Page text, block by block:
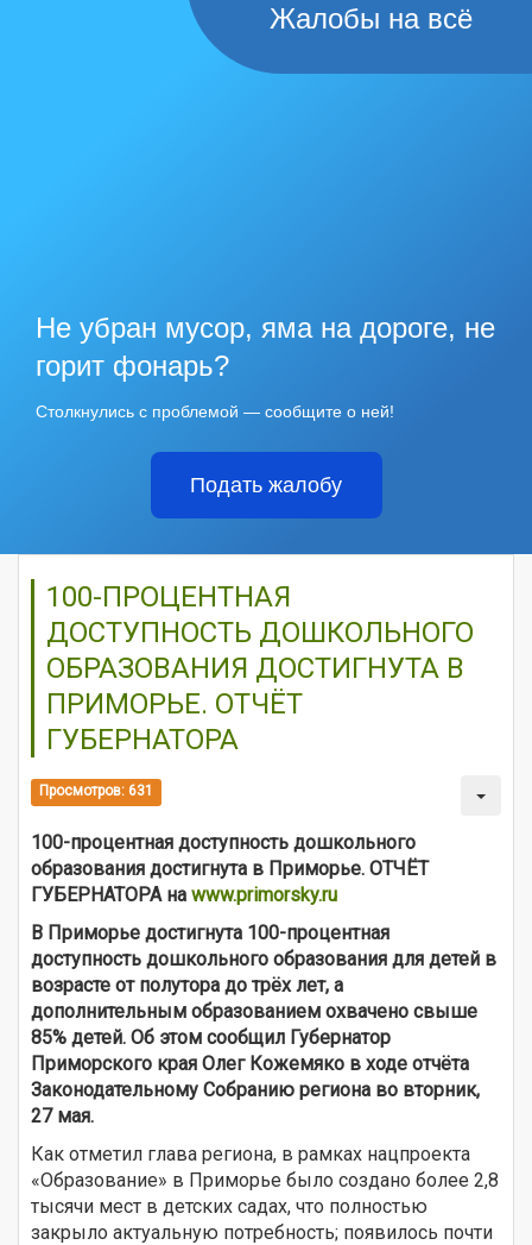
Жалобы на всё
Не убран мусор, яма на дороге, не
горит фонарь?
Столкнулись с проблемой — сообщите о ней!
Подать жалобу
100-ПРОЦЕНТНАЯ
ДОСТУПНОСТЬ ДОШКОЛЬНОГО
ОБРАЗОВАНИЯ ДОСТИГНУТА В
ПРИМОРЬЕ. ОТЧЁТ
ГУБЕРНАТОРА
Просмотров: 631
100-процентная доступность дошкольного
образования достигнута в Приморье. ОТЧЁТ
ГУБЕРНАТОРА на www.primorsky.ru
В Приморье достигнута 100-процентная
доступность дошкольного образования для детей в
возрасте от полутора до трёх лет, а
дополнительным образованием охвачено свыше
85% детей. Об этом сообщил Губернатор
Приморского края Олег Кожемяко в ходе отчёта
Законодательному Собранию региона во вторник,
27 мая.
Как отметил глава региона, в рамках нацпроекта
«Образование» в Приморье было создано более 2,8
тысячи мест в детских садах, что полностью
закрыло актуальную потребность; появилось почти